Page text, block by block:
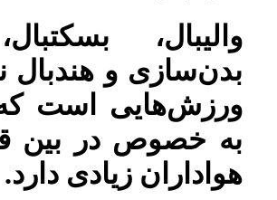
والیبال،
بدن‌سازی و هندبال
ورزش‌هایی است که
به خصوص در بین
هواداران زیادی دارد.